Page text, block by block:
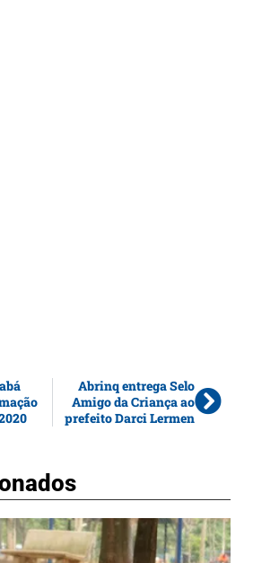
Abrinq entrega Selo
Amigo da Criança ao
prefeito Darci Lermen